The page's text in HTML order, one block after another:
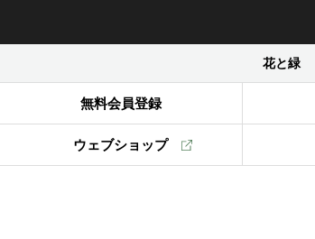
花と緑
無料会員登録
ウェブショップ